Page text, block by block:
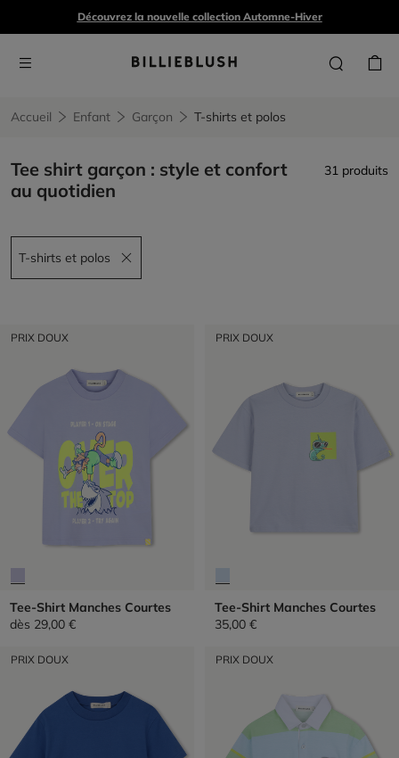
Découvrez la nouvelle collection Automne-Hiver
Accueil Enfant Garçon T-shirts et polos
Tee shirt garçon : style et confort
au quotidien
31 produits
T-shirts et polos
Remove filter T-shirts et polos
PRIX DOUX
Tee-Shirt Manches Courtes
dès 29,00 €
PRIX DOUX
Tee-Shirt Manches Courtes
35,00 €
PRIX DOUX PRIX DOUX